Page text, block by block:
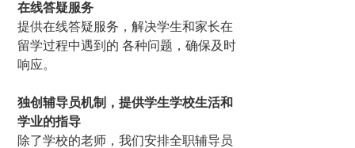
在线答疑服务
提供在线答疑服务，解决学生和家长在
留学过程中遇到的 各种问题，确保及时
响应。
独创辅导员机制，提供学生学校生活和
学业的指导
除了学校的老师，我们安排全职辅导员